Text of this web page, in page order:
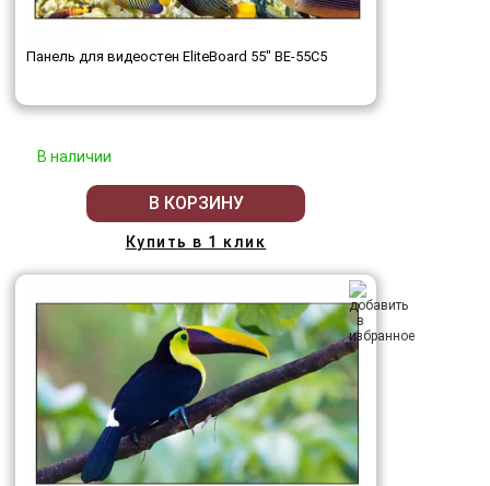
Панель для видеостен EliteBoard 55" BE-55C5
В наличии
В КОРЗИНУ
Купить в 1 клик